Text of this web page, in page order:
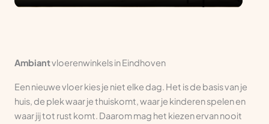
Ambiantvloerenwinkels in Eindhoven
Een nieuwe vloer kies je niet elke dag. Het is de basis van je
huis, de plek waar je thuiskomt, waar je kinderen spelen en
waar jij tot rust komt. Daarom mag het kiezen ervan nooit